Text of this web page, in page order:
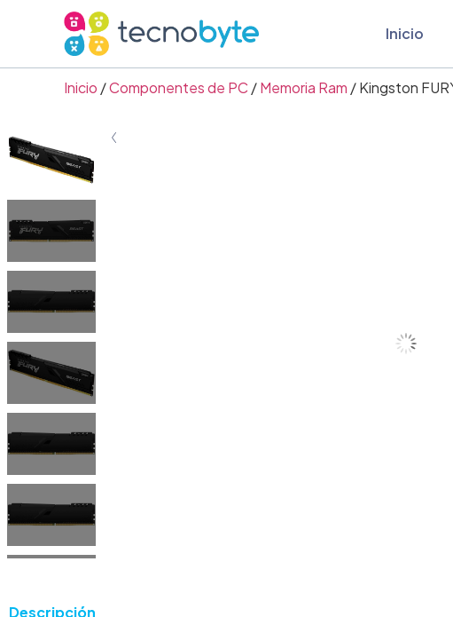
Inicio
Inicio /Componentes de PC /Memoria Ram / Kingston
Descripción